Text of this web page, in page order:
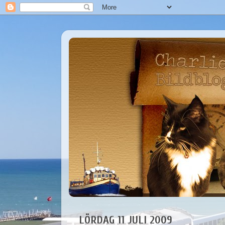
LÖRDAG 11 JULI 2009